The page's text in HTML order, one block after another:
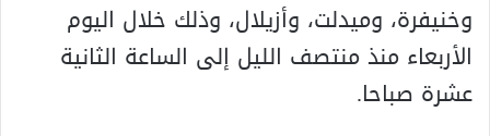
وخنيفرة، وميدلت، وأزيلال، وذلك خلال اليوم
الأربعاء منذ منتصف الليل إلى الساعة الثانية
عشرة صباحا.